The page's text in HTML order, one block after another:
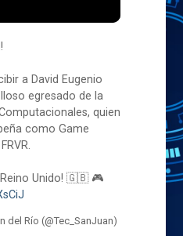
a David Eugenio
egresado de la
quien
como Game
Reino Unido! 🇬🇧 🎮
del Río (@Tec_SanJuan)